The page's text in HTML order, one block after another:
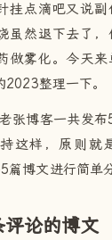
挂点滴吧又说
虽然退下去了
做雾化。今天
整理一下。
张博客一共发
这样，原则就
篇博文进行简单
论的博文